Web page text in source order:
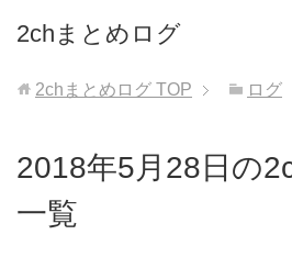
2chまとめログ
2chまとめログ TOP ログ
2018年5月28日の
一覧